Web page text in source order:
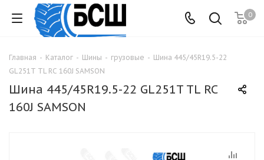
0
Главная - Каталог - Шины - грузовые - Шина 445/45R19.5-22
GL251T TL RC 160J SAMSON
Шина 445/45R19.5-22 GL251T TL RC
160J SAMSON